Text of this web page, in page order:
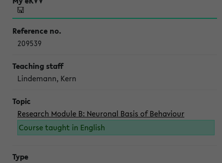
209539
Lindemann, Kern
Research Module B: Neuronal Basis of Behaviour
Course taught in English